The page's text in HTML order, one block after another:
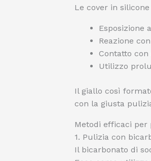
Le cover in
Esposizione
Reazione
Contatto
Utilizzo
Il giallo così
con la giusta
Metodi efficaci
1. Pulizia con
Il bicarbonato di